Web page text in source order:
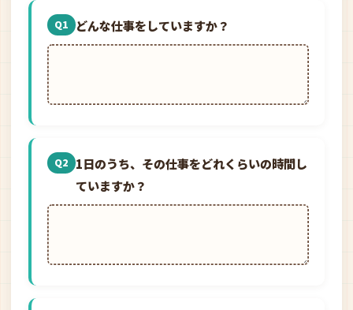
Q1 どんな仕事をしていますか？
Q2
1日のうち、その仕事をどれくらいの時間し
ていますか？